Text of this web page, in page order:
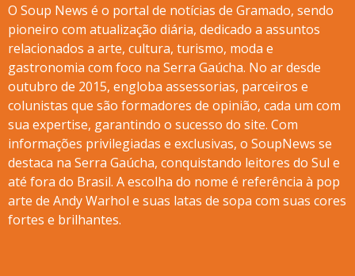
O Soup News é o portal de notícias de Gramado, sendo
pioneiro com atualização diária, dedicado a assuntos
relacionados a arte, cultura, turismo, moda e
gastronomia com foco na Serra Gaúcha. No ar desde
outubro de 2015, engloba assessorias, parceiros e
colunistas que são formadores de opinião, cada um com
sua expertise, garantindo o sucesso do site. Com
informações privilegiadas e exclusivas, o SoupNews se
destaca na Serra Gaúcha, conquistando leitores do Sul e
até fora do Brasil. A escolha do nome é referência à pop
arte de Andy Warhol e suas latas de sopa com suas cores
fortes e brilhantes.